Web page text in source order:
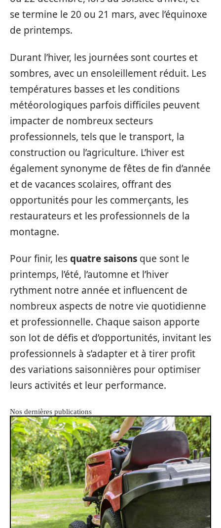
se termine le 20 ou 21 mars, avec l’équinoxe
de printemps.
Durant l’hiver, les journées sont courtes et
sombres, avec un ensoleillement réduit. Les
températures basses et les conditions
météorologiques parfois difficiles peuvent
impacter de nombreux secteurs
professionnels, tels que le transport, la
construction ou l’agriculture. L’hiver est
également synonyme de fêtes de fin d’année
et de vacances scolaires, offrant des
opportunités pour les commerçants, les
restaurateurs et les professionnels de la
montagne.
Pour finir, lesquatre saisons que sont le
printemps, l’été, l’automne et l’hiver
rythment notre année et influencent de
nombreux aspects de notre vie quotidienne
et professionnelle. Chaque saison apporte
son lot de défis et d’opportunités, invitant les
professionnels à s’adapter et à tirer profit
des variations saisonnières pour optimiser
leurs activités et leur performance.
Nos dernières publications